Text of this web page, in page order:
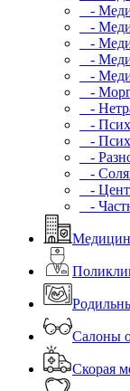
-
-
-
-
-
-
-
-
-
-
-
-
-
Салоны
Скорая